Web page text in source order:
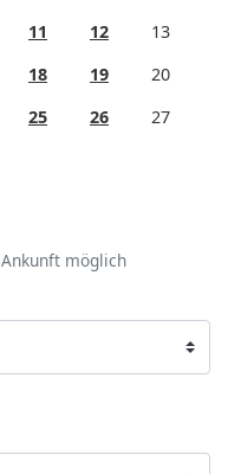
11 12
13
18 19
20
25 26
27
Ankunft möglich